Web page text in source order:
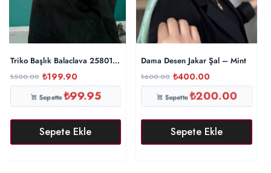
Triko Başlık Balaclava 25801 – Gri
₺500.00 ₺199.90
Sepette₺99.95
Sepete Ekle
Dama Desen Jakar Şal – Mint
₺600.00 ₺400.00
Sepette₺200.00
Sepete Ekle